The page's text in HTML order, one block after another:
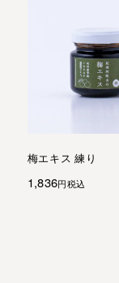
梅エキス 練り
1,836 税込